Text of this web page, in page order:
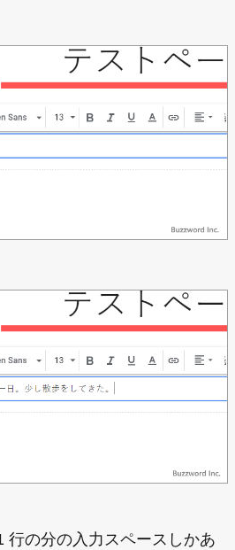
行の分の入力スペースしかあ